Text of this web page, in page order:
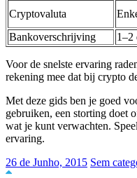
Cryptovaluta
Bankoverschrijving
1–2
Voor de snelste ervaring
rekening mee dat bij crypto
Met deze gids ben je goed
gebruiken, een storting doet
wat je kunt verwachten.
ervaring.
26 de Junho, 2015 Sem